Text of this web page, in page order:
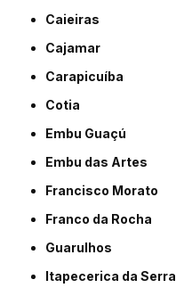
Caieiras
Cajamar
Carapicuíba
Cotia
Embu Guaçú
Embu das Artes
Francisco Morato
Franco da Rocha
Guarulhos
Itapecerica da Serra